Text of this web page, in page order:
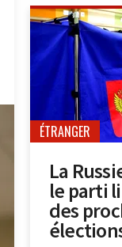
ÉTRANGER
La
le parti
des